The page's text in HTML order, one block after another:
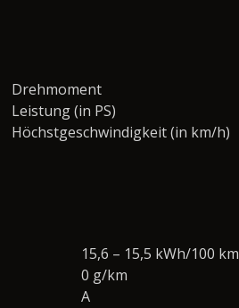
Drehmoment
Leistung (in PS)
Höchstgeschwindigkeit (in km/h)
15,6 – 15,5 kWh/100 km
0 g/km
A